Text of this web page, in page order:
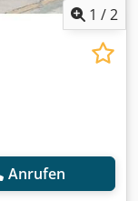
1 /2
Anrufen